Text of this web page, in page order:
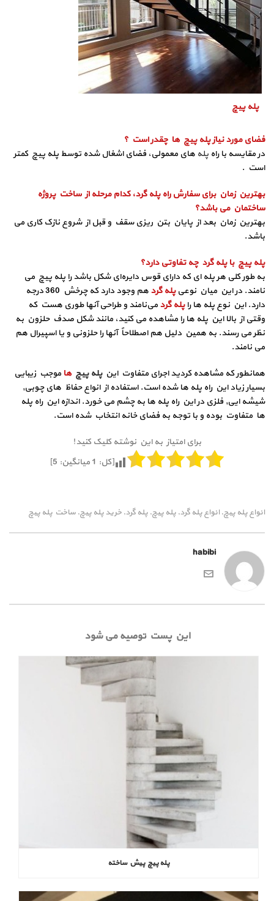
پله پیچ
فضای مورد نیاز پله پیچ ها چقدر است ؟
در مقایسه با راه پله های معمولی، فضای اشغال شده توسط پله پیچ کمتر
است .
بهترین زمان برای سفارش راه پله گرد، کدام مرحله از ساخت پروژه
ساختمان می باشد؟
بهترین زمان بعد از پایان بتن ریزی سقف و قبل از شروع نازک کاری می
باشد.
پله پیچ با پله گرد چه تفاوتی دارد؟
به طور کلی هر پله ای که دارای قوس دایره‌ای شکل باشد را پله پیچ می‌
نامند. در این میان نوعیپله گرد
هم وجود دارد که چرخش 360 درجه
دارد. این نوع پله‌ ها راپله گردمی‌نامند و طراحی آنها طوری هست که
وقتی از بالا این پله ها را مشاهده می‌ کنید، مانند شکل صدف حلزون به
نظر می‌ رسند. به همین دلیل هم اصطلاحاً آنها را حلزونی و یا اسپیرال هم
می‌ نامند.
همانطور که مشاهده کردید اجرای متفاوت اینپله پیچ ها موجب زیبایی
بسیار زیاد این راه پله ها شده است. استفاده از انواع حفاظ های چوبی,
شیشه ایی, فلزی در این راه پله ها به چشم می خورد. اندازه این راه پله
ها متفاوت بوده و با توجه به فضای خانه انتخاب شده است.
برای امتیاز به این نوشته کلیک کنید!
[کل: 1میانگین: 5
]
انواع پله پیچ, انواع پله گرد, پله پیچ, پله گرد, خرید پله پیچ, ساخت پله پیچ
habibi
این پست توصیه می شود
پله پیچ پیش‌ ساخته